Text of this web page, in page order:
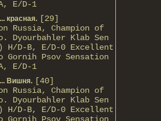
E/D-1
красная. [29]
Russia, Champion of
Dyourbahler Klab Sen
H/D-B, E/D-0 Excellent
Gornih Psov Sensation
E/D-1
Вишня. [40]
Russia, Champion of
Dyourbahler Klab Sen
H/D-B, E/D-0 Excellent